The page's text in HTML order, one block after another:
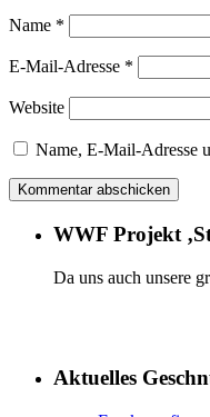
Name *
E-Mail-Adresse *
Website
Name, E-Mail-Adresse
WWF Projekt
Da uns auch unsere
Aktuelles